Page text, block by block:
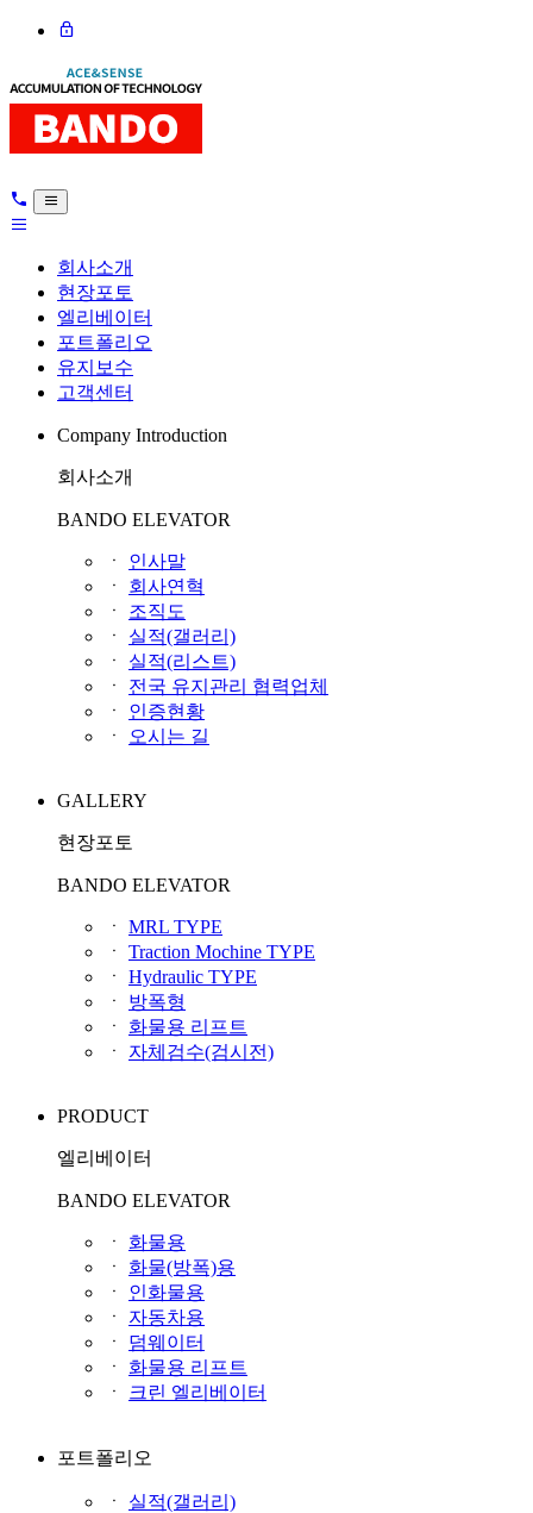
회사소개
현장포토
엘리베이터
포트폴리오
유지보수
고객센터
Company Introduction
회사소개
BANDO ELEVATOR
ㆍ 인사말
ㆍ 회사연혁
ㆍ 조직도
ㆍ 실적(갤러리)
ㆍ 실적(리스트)
ㆍ 전국 유지관리 협력업체
ㆍ 인증현황
ㆍ
오시는 길
GALLERY
현장포토
BANDO ELEVATOR
ㆍ MRL TYPE
ㆍ Traction Mochine TYPE
ㆍ Hydraulic TYPE
ㆍ 방폭형
ㆍ 화물용 리프트
ㆍ 자체검수(검시전)
PRODUCT
엘리베이터
BANDO ELEVATOR
ㆍ 화물용
ㆍ 화물(방폭)용
ㆍ 인화물용
ㆍ 자동차용
ㆍ 덤웨이터
ㆍ 화물용 리프트
ㆍ
크린 엘리베이터
포트폴리오
ㆍ 실적(갤러리)